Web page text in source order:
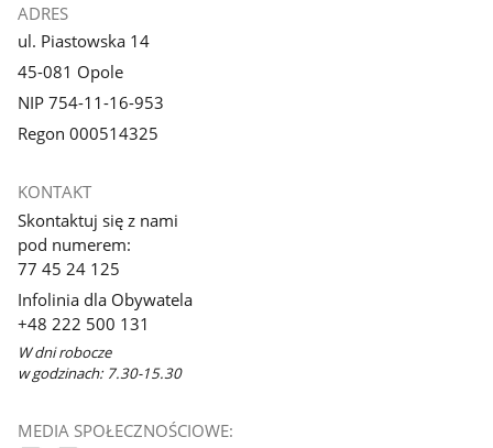
ADRES
ul. Piastowska 14
45-081 Opole
NIP 754-11-16-953
Regon 000514325
KONTAKT
Skontaktuj się z nami
pod numerem:
77 45 24 125
Infolinia dla Obywatela
+48 222 500 131
W dni robocze
w godzinach: 7.30-15.30
MEDIA SPOŁECZNOŚCIOWE: